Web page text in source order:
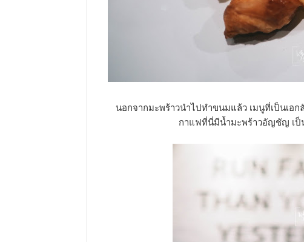
นอกจากมะพร้าวนำไปทำขนมแล้ว เมนูที่เป็นเอ
กาแฟที่นี่มีน้ำมะพร้าวอัญชัญ เป็